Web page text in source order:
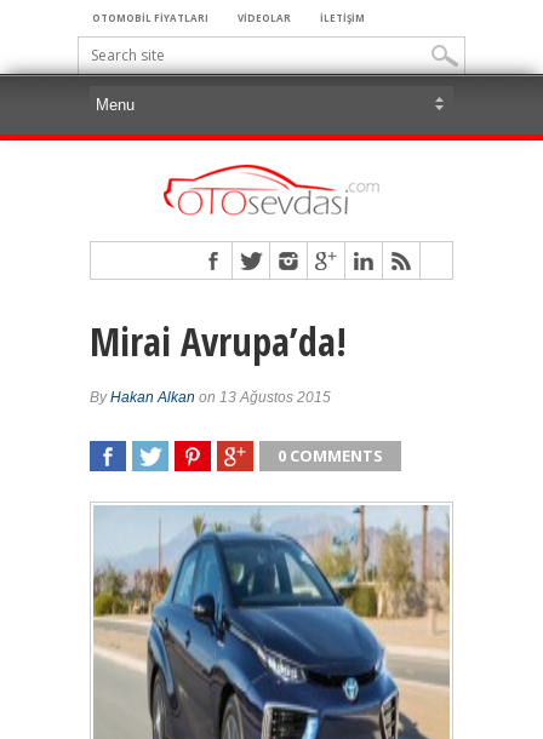
OTOMOBİL FİYATLARI VİDEOLAR İLETİŞİM
Mirai Avrupa’da!
ByHakan Alkan on 13 Ağustos 2015
0 COMMENTS